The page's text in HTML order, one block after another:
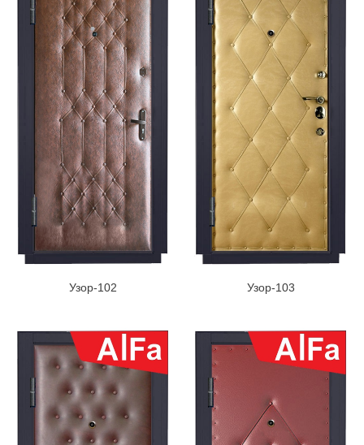
Узор-102 Узор-103